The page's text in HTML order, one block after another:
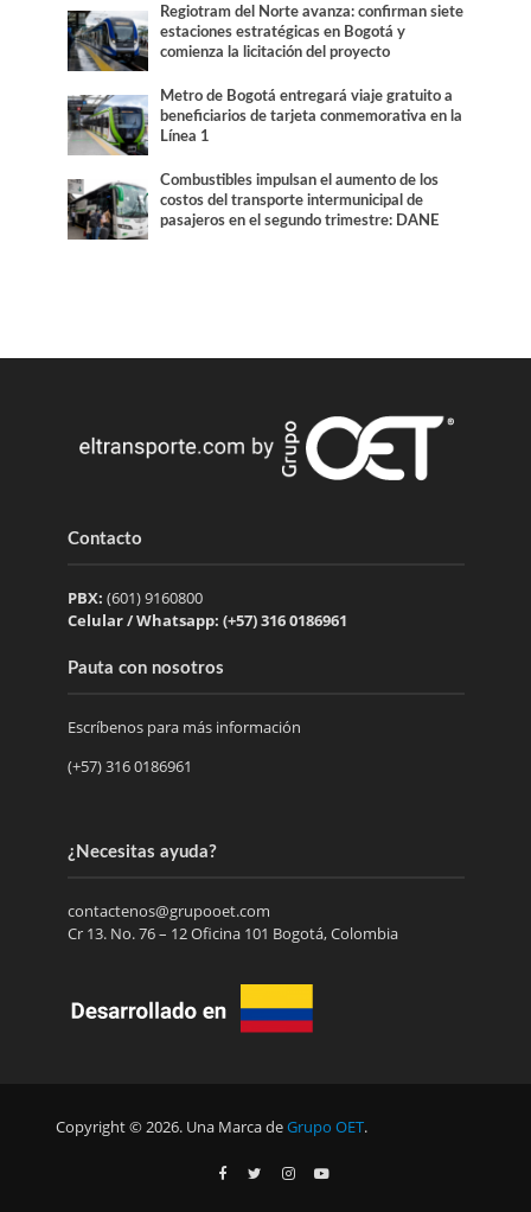
Regiotram del Norte avanza: confirman siete
estaciones estratégicas en Bogotá y
comienza la licitación del proyecto
Metro de Bogotá entregará viaje gratuito a
beneficiarios de tarjeta conmemorativa en la
Línea 1
Combustibles impulsan el aumento de los
costos del transporte intermunicipal de
pasajeros en el segundo trimestre: DANE
Contacto
PBX: (601) 9160800
Celular / Whatsapp: (+57) 316 0186961
Pauta con nosotros
Escríbenos para más información
(+57) 316 0186961
¿Necesitas ayuda?
contactenos@grupooet.com
Cr 13. No. 76 – 12 Oficina 101 Bogotá, Colombia
Copyright © 2026. Una Marca deGrupo OET.